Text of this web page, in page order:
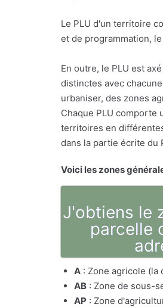
Le PLU d'un territoire
et de programmation,
En outre, le PLU est
distinctes avec
urbaniser, des zones
Chaque PLU comporte
territoires en
dans la partie écrite du
Voici les zones
J'obtiens le
parcelle
A : Zone agricole
AB : Zone de sous-
AP : Zone